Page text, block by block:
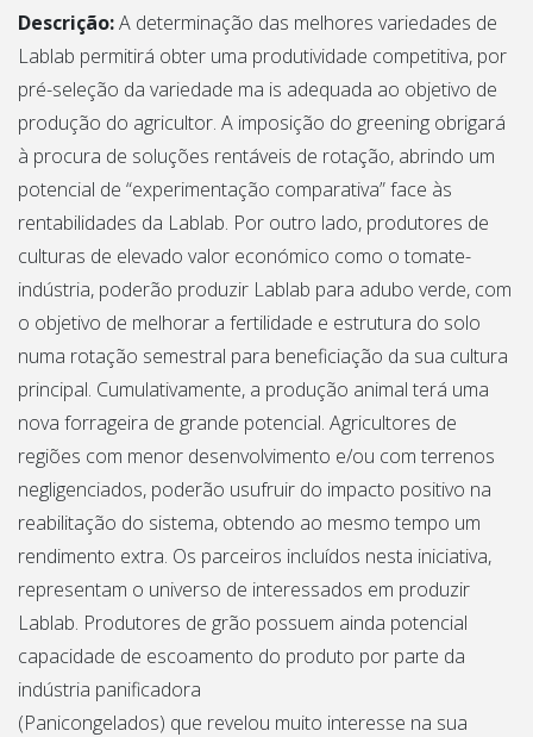
Descrição:A determinação das melhores variedades de
Lablab permitirá obter uma produtividade competitiva, por
pré-seleção da variedade ma is adequada ao objetivo de
produção do agricultor. A imposição do greening obrigará
à procura de soluções rentáveis de rotação, abrindo um
potencial de “experimentação comparativa” face às
rentabilidades da Lablab. Por outro lado, produtores de
culturas de elevado valor económico como o tomate-
indústria, poderão produzir Lablab para adubo verde, com
o objetivo de melhorar a fertilidade e estrutura do solo
numa rotação semestral para beneficiação da sua cultura
principal. Cumulativamente, a produção animal terá uma
nova forrageira de grande potencial. Agricultores de
regiões com menor desenvolvimento e/ou com terrenos
negligenciados, poderão usufruir do impacto positivo na
reabilitação do sistema, obtendo ao mesmo tempo um
rendimento extra. Os parceiros incluídos nesta iniciativa,
representam o universo de interessados em produzir
Lablab. Produtores de grão possuem ainda potencial
capacidade de escoamento do produto por parte da
indústria panificadora
(Panicongelados) que revelou muito interesse na sua